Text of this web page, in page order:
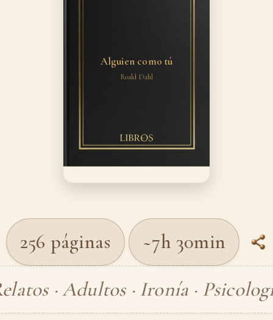
Alguien como tú
Roald Dahl
256 páginas
~7h 30min
· Adultos · Ironía ·